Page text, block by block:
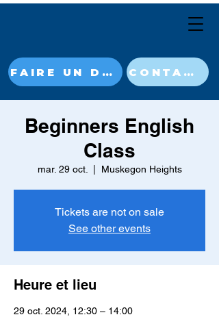
FAIRE UN DON MAINTENANT CONTACT
Beginners English
Class
mar. 29 oct. Muskegon Heights
Tickets are not on sale
See other events
Heure et lieu
29 oct. 2024, 12:30 – 14:00